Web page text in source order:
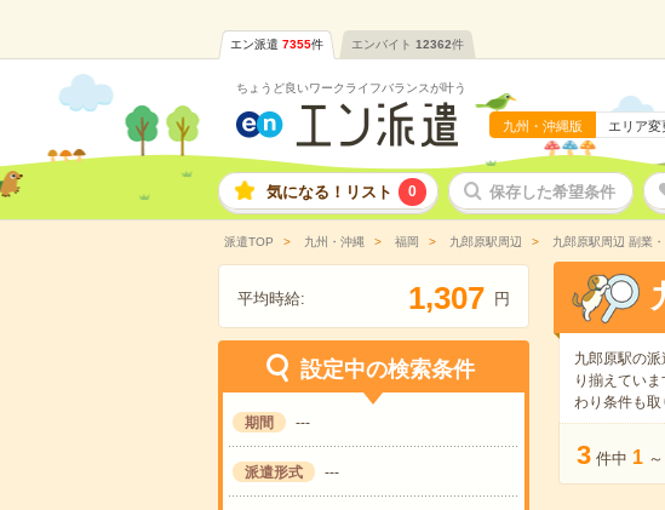
エン派遣 7355件 エンバイト 12362件
ちょうど良いワークライフバランスが叶う
九州・沖縄版 エリア変
気になる！リスト 0 保存した希望条件
派遣TOP 九州・沖縄 福岡 九郎原駅周辺 九郎原駅周辺 副業
平均時給: 1,307 円
設定中の検索条件
期間 ---
派遣形式 ---
九郎原駅の派
り揃えていま
わり条件も取
3 件中 1 ～